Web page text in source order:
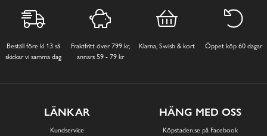
Beställ före kl 13 så
skickar vi samma dag
Fraktfritt över 799 kr,
annars 59 - 79 kr
Klarna, Swish & kort Öppet köp 60 dagar
LÄNKAR
Kundservice
HÄNG MED OSS
Köpstaden.se på Facebook